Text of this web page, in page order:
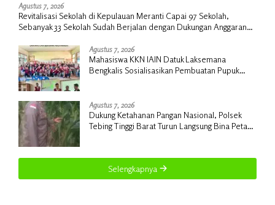
Agustus 7, 2026
Revitalisasi Sekolah di Kepulauan Meranti Capai 97 Sekolah,
Sebanyak 33 Sekolah Sudah Berjalan dengan Dukungan Anggaran
Agustus 7, 2026
Mahasiswa KKN IAIN Datuk Laksemana
Bengkalis Sosialisasikan Pembuatan Pupuk
Agustus 7, 2026
Dukung Ketahanan Pangan Nasional, Polsek
Tebing Tinggi Barat Turun Langsung Bina Petani
Selengkapnya